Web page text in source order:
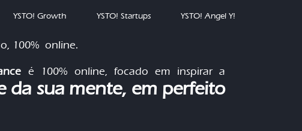
YSTO! Growth YSTO! Startups YSTO! Angel Y!
100% online.
é 100% online, focado em inspirar a
da sua mente, em perfeito